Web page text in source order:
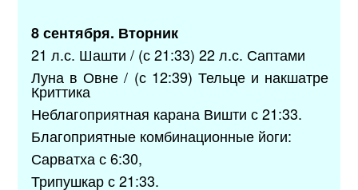
8 сентября. Вторник
21 л.с. Шашти / (с 21:33) 22 л.с. Саптами
Луна в Овне / (с 12:39) Тельце и накшатре
Криттика
Неблагоприятная карана Вишти с 21:33.
Благоприятные комбинационные йоги:
Сарватха с 6:30,
Трипушкар с 21:33.